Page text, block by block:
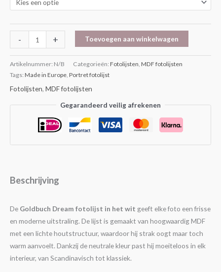
- + Toevoegen aan winkelwagen
Artikelnummer: N/B Categorieën: Fotolijsten, MDF fotolijsten
Tags: Made in Europe, Portret fotolijst
Fotolijsten, MDF fotolijsten
Gegarandeerd veilig afrekenen
Beschrijving
De Goldbuch Dream fotolijst in het wit geeft elke foto een frisse
en moderne uitstraling. De lijst is gemaakt van hoogwaardig MDF
met een lichte houtstructuur, waardoor hij strak oogt maar toch
warm aanvoelt. Dankzij de neutrale kleur past hij moeiteloos in elk
interieur, van Scandinavisch tot klassiek.